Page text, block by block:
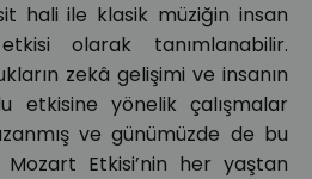
hali ile klasik müziğin insan
olarak tanımlanabilir.
zekâ gelişimi ve insanın
etkisine yönelik çalışmalar
ve günümüzde de bu
Mozart Etkisi’nin her yaştan